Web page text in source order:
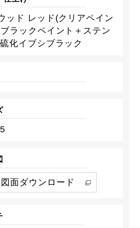
ッド レッド(クリアペイン
ブラックペイント＋ステン
化イブシブラック
図面ダウンロード